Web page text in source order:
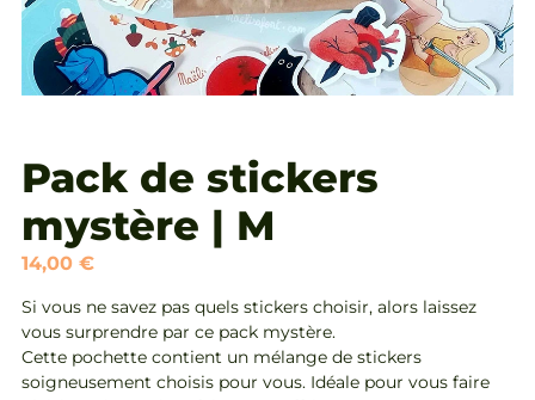
Pack de stickers
mystère | M
14,00 €
Si vous ne savez pas quels stickers choisir, alors laissez
vous surprendre par ce pack mystère.
Cette pochette contient un mélange de stickers
soigneusement choisis pour vous. Idéale pour vous faire